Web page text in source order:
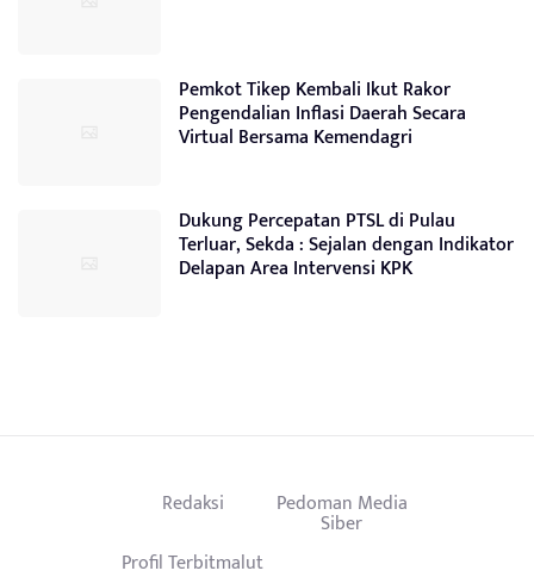
Pemkot Tikep Kembali Ikut Rakor
Pengendalian Inflasi Daerah Secara
Virtual Bersama Kemendagri
Dukung Percepatan PTSL di Pulau
Terluar, Sekda : Sejalan dengan Indikator
Delapan Area Intervensi KPK
Redaksi Pedoman Media
Siber
Profil Terbitmalut